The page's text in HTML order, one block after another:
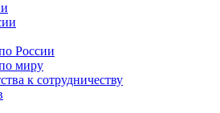
России
миру
к сотрудничеству